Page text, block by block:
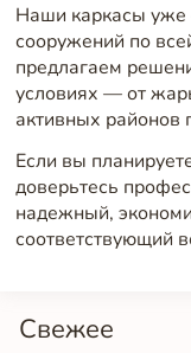
Свежее
Наши каркасы уже
сооружений по
предлагаем
условиях — от
активных районов
Если вы
доверьтесь
надежный,
соответствующий